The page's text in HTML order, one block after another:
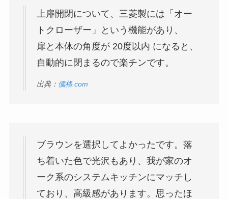
上扉開閉について、三菱製には「オー
トクローザー」という機能があり、
扉と本体の角度が 20度以内 になると、
自動的に閉まるので楽チンです。
出典： 価格.com
ブラウンを選択してよかったです。落
ち着いた色で光沢もあり、我が家のオ
ーク系のシステムキッチンにマッチし
ており、高級感があります。思ったほ